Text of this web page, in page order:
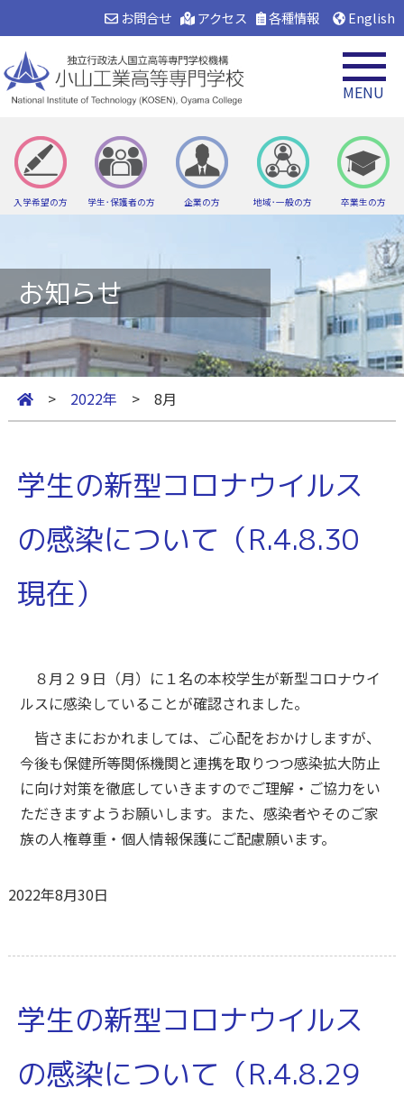
English
各種情報
アクセス
お問合せ
入学希望の方 学生･保護者の方 企業の方 地域･一般の方 卒業生の方
MENU
お知らせ
> 2022年 > 8月
学生の新型コロナウイルス
の感染について（R.4.8.30
現在）
８月２９日（月）に１名の本校学生が新型コロナウイ
ルスに感染していることが確認されました。
皆さまにおかれましては、ご心配をおかけしますが、
今後も保健所等関係機関と連携を取りつつ感染拡大防止
に向け対策を徹底していきますのでご理解・ご協力をい
ただきますようお願いします。また、感染者やそのご家
族の人権尊重・個人情報保護にご配慮願います。
2022年8月30日
学生の新型コロナウイルス
の感染について（R.4.8.29